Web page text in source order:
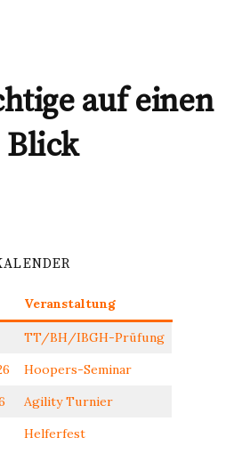
auf einen
Blick
Veranstaltung
TT/BH/IBGH-Prüfung
Hoopers-Seminar
Agility Turnier
Helferfest